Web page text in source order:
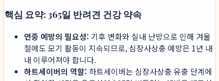
핵심 요약: 365일 반려견 건강 약속
연중 예방의 필요성: 기후 변화와 실내 난방으로 인해 겨울
철에도 모기 활동이 지속되므로, 심장사상충 예방은 1년 내
내 이루어져야 합니다.
하트세이버의 역할: 하트세이버는 심장사상충 유충 단계에